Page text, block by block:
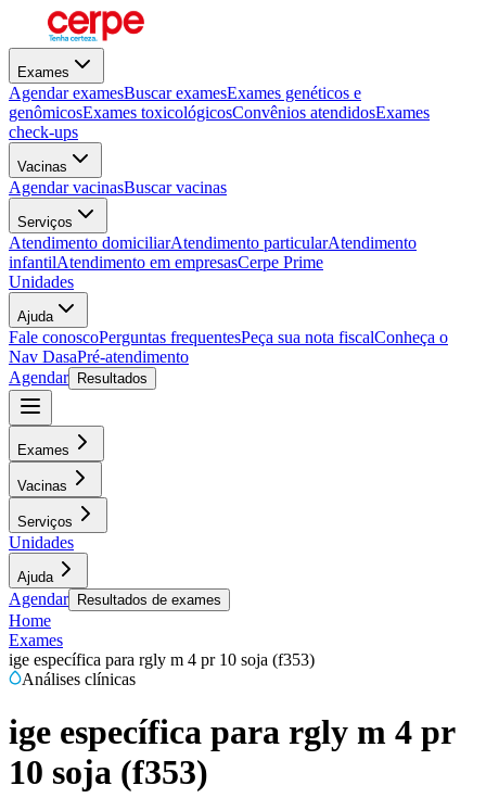
Exames
Agendar examesBuscar examesExames genéticos e
genômicosExames toxicológicosConvênios atendidosExames
check-ups
Vacinas
Agendar vacinasBuscar vacinas
Serviços
Atendimento domiciliarAtendimento particularAtendimento
infantilAtendimento em empresasCerpe Prime
Unidades
Ajuda
Fale conoscoPerguntas frequentesPeça sua nota fiscalConheça o
Nav DasaPré-atendimento
Agendar
Resultados
Exames
Vacinas
Serviços
Unidades
Ajuda
Agendar Resultados de exames
Home
Exames
ige específica para rgly m 4 pr 10 soja (f353)
Análises clínicas
ige específica para rgly m 4 pr
10 soja (f353)